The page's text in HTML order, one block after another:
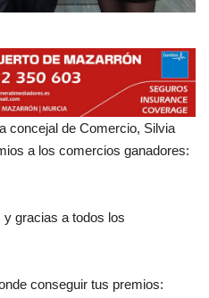
concejal de Comercio, Silvia
a los comercios ganadores:
y gracias a todos los
conseguir tus premios: